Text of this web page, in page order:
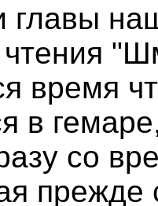
чтения
время
в
со
прежде